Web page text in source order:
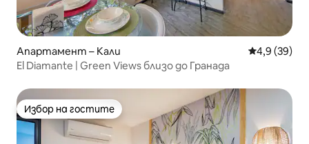
Апартамент – Кали Средна
4,9 (39)
El Diamante | Green Views близо до Гранада
Избор на гостите
Избор на гостите